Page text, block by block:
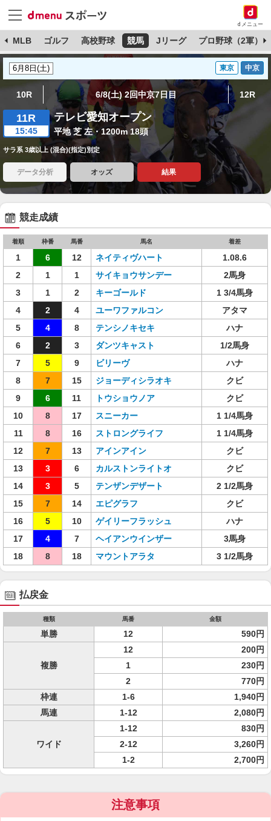
dメニュー
MLB ゴルフ 高校野球 競馬 Jリーグ プロ野球（2軍）
東京 中京
10R 6/8(土) 2回中京7日目 12R
11R
15:45
テレビ愛知オープン
平地 芝 左・1200m 18頭
サラ系 3歳以上 (混合)(指定)別定
データ分析 オッズ 結果
競走成績
着順 枠番 馬番 馬名 着差
1 6 12 ネイティヴハート
1.08.6
2
1 1 サイキョウサンデー
2馬身
3
1 2 キーゴールド
1 3/4馬身
4
2 4 ユーワファルコン
アタマ
5
4 8 テンシノキセキ
ハナ
6
2 3 ダンツキャスト
1/2馬身
7
5 9 ビリーヴ
ハナ
8
7 15 ジョーディシラオキ
クビ
9
6 11 トウショウノア
クビ
10
8 17 スニーカー
1 1/4馬身
11
8 16 ストロングライフ
1 1/4馬身
12
7 13 アインアイン
クビ
13
3 6 カルストンライトオ
クビ
14
3 5 テンザンデザート
2 1/2馬身
15
7 14 エピグラフ
クビ
16
5 10 ゲイリーフラッシュ
ハナ
17
4 7 ヘイアンウインザー
3馬身
18
8 18 マウントアラタ 3 1/2馬身
払戻金
種類 馬番 金額
単勝 12 590円
複勝
12
200円
1
230円
2
770円
枠連
1-6
1,940円
馬連
1-12 2,080円
ワイド
1-12
830円
2-12
3,260円
1-2
2,700円
注意事項